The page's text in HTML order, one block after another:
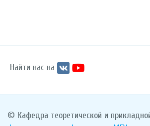
Найти нас на
© Кафедра теоретической и